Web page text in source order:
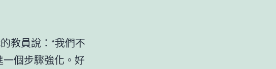
教員說：“我們不
個步驟強化。好